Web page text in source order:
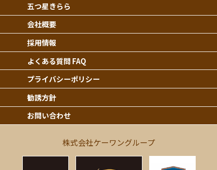
五つ星きらら
会社概要
採用情報
よくある質問 FAQ
プライバシーポリシー
勧誘方針
お問い合わせ
株式会社ケーワングループ